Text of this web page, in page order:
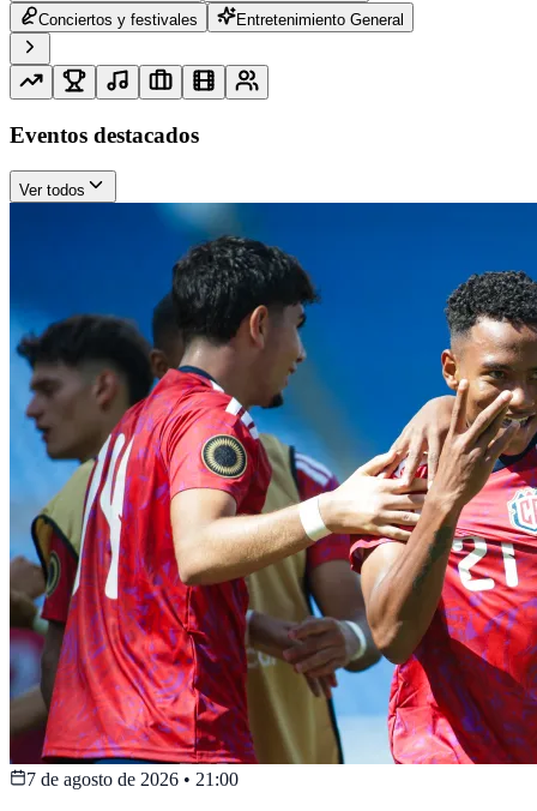
Conciertos y festivales
Entretenimiento General
Eventos destacados
Ver todos
7 de agosto de 2026 • 21:00